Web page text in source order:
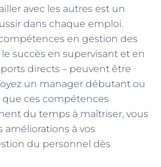
avec les autres est un
dans chaque emploi.
en gestion des
succès en supervisant et en
directs – peuvent être
un manager débutant ou
ces compétences
du temps à maîtriser, vous
améliorations à vos
du personnel dès